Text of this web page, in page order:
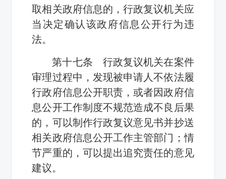
取相关政府信息的，行政复议机关应
当决定确认该政府信息公开行为违
法。
第十七条 行政复议机关在案件
审理过程中，发现被申请人不依法履
行政府信息公开职责，或者因政府信
息公开工作制度不规范造成不良后果
的，可以制作行政复议意见书并抄送
相关政府信息公开工作主管部门；情
节严重的，可以提出追究责任的意见
建议。